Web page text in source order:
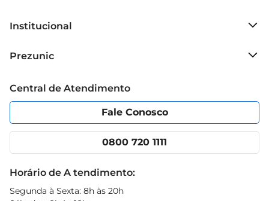
Institucional
Grupo Cencosud
Política de Privacidade
Portal do fornecedor
Cencosud Media
Prezunic
Código de Ética
App Prezunic
Central de Atendimento
Fale Conosco
0800 720 1111
Horário de A tendimento:
Segunda à Sexta: 8h às 20h